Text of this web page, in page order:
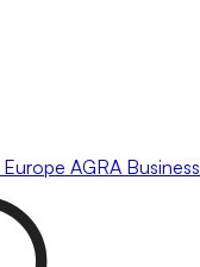
Europe AGRA Business